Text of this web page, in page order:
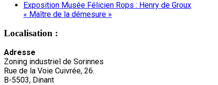
Exposition Musée Félicien Rops : Henry de Groux
« Maître de la démesure »
Localisation :
Adresse
Zoning industriel de Sorinnes
Rue de la Voie Cuivrée, 26.
B-5503, Dinant